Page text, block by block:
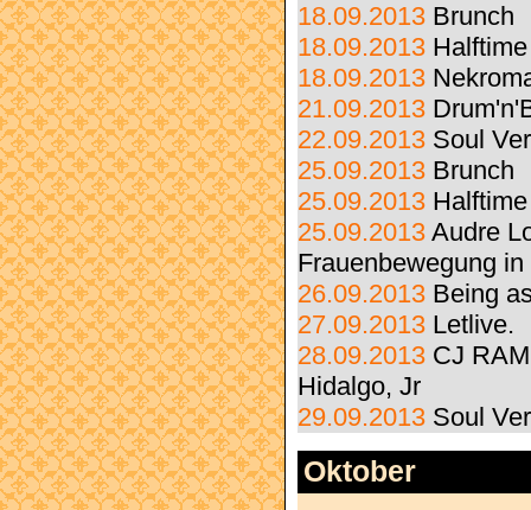
18.09.2013 Brunch
18.09.2013 Halftime
18.09.2013
21.09.2013
22.09.2013 Soul
25.09.2013 Brunch
25.09.2013 Halftime
25.09.2013 Audre
Frauenbewegung
26.09.2013 Being
27.09.2013 Letlive.
28.09.2013 CJ
Hidalgo, Jr
29.09.2013 Soul
Oktober